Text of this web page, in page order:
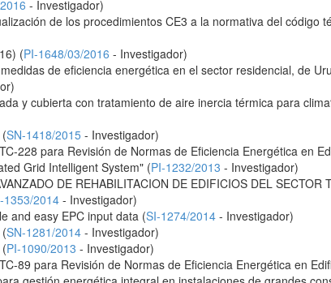
- Investigador)
de los procedimientos CE3 a la normativa del código
(PI-1648/03/2016 - Investigador)
de eficiencia energética en el sector residencial, de
y cubierta con tratamiento de aire inercia térmica para
(SN-1418/2015 - Investigador)
228 para Revisión de Normas de Eficiencia Energética en
Grid Intelligent System" (PI-1232/2013 - Investigador)
DE REHABILITACION DE EDIFICIOS DEL SECTOR
1353/2014 - Investigador)
and easy EPC input data (SI-1274/2014 - Investigador)
(SN-1281/2014 - Investigador)
PI-1090/2013 - Investigador)
89 para Revisión de Normas de Eficiencia Energética en